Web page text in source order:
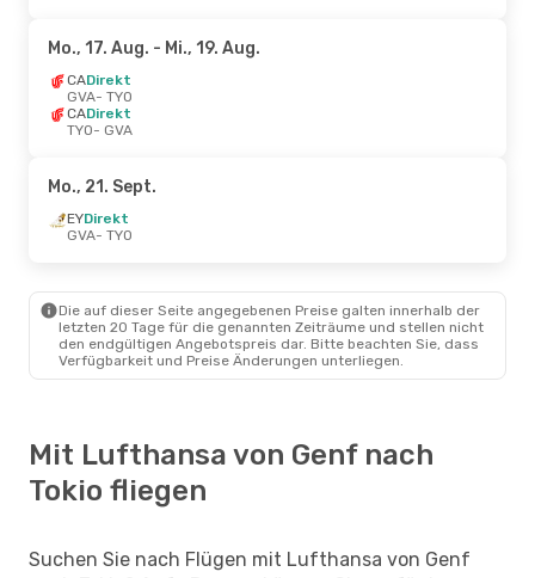
Mo., 17. Aug. - Mi., 19. Aug.
CADirekt
GVA- TYO
CADirekt
TYO- GVA
Mo., 21. Sept.
EYDirekt
GVA- TYO
Die auf dieser Seite angegebenen Preise galten innerhalb der
letzten 20 Tage für die genannten Zeiträume und stellen nicht
den endgültigen Angebotspreis dar. Bitte beachten Sie, dass
Verfügbarkeit und Preise Änderungen unterliegen.
Mit Lufthansa von Genf nach
Tokio fliegen
Suchen Sie nach Flügen mit Lufthansa von Genf